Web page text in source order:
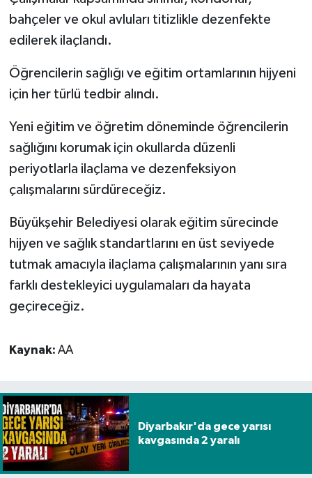
bahçeler ve okul avluları titizlikle dezenfekte
edilerek ilaçlandı.
Öğrencilerin sağlığı ve eğitim ortamlarının hijyeni
için her türlü tedbir alındı.
Yeni eğitim ve öğretim döneminde öğrencilerin
sağlığını korumak için okullarda düzenli
periyotlarla ilaçlama ve dezenfeksiyon
çalışmalarını sürdüreceğiz.
Büyükşehir Belediyesi olarak eğitim sürecinde
hijyen ve sağlık standartlarını en üst seviyede
tutmak amacıyla ilaçlama çalışmalarının yanı sıra
farklı destekleyici uygulamaları da hayata
geçireceğiz.
Kaynak: AA
Diyarbakır'da gece yarısı
kavgasında 2 yaralı
Yaşam